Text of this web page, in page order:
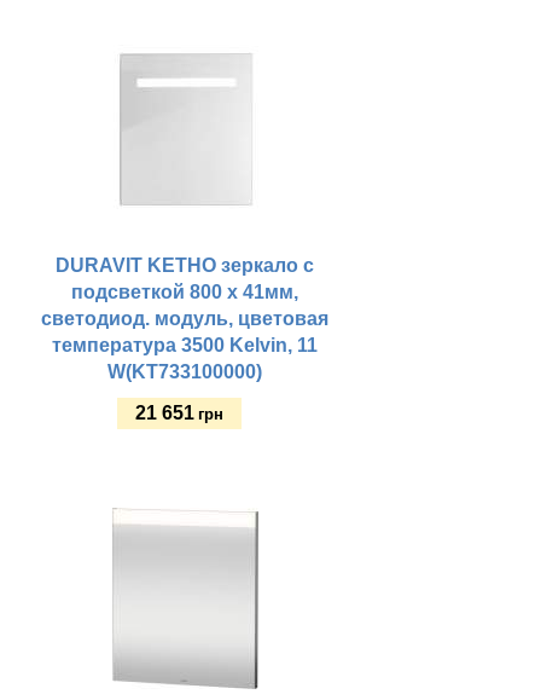
DURAVIT KETHO зеркало с
подсветкой 800 x 41мм,
светодиод. модуль, цветовая
температура 3500 Kelvin, 11
W(KT733100000)
21 651 грн